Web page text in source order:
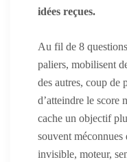
idées reçues.
Au fil de 8
paliers, mobilisent
des autres, coup de
d’atteindre le score
cache un objectif
souvent
invisible, moteur,